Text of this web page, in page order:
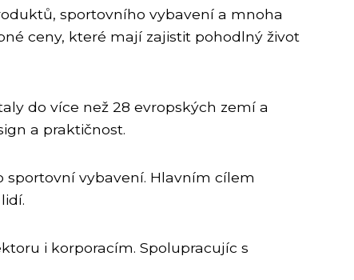
sportovního vybavení a mnoha
ceny, které mají zajistit pohodlný život
do více než 28 evropských zemí a
a praktičnost.
vybavení. Hlavním cílem
i korporacím. Spolupracujíc s